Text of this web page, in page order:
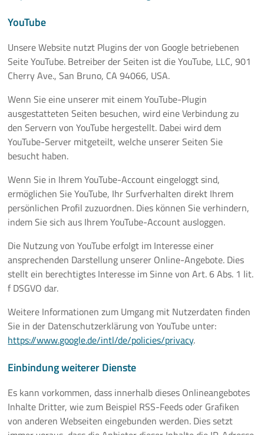
YouTube
Unsere Website nutzt Plugins der von Google betriebenen
Seite YouTube. Betreiber der Seiten ist die YouTube, LLC, 901
Cherry Ave., San Bruno, CA 94066, USA.
Wenn Sie eine unserer mit einem YouTube-Plugin
ausgestatteten Seiten besuchen, wird eine Verbindung zu
den Servern von YouTube hergestellt. Dabei wird dem
YouTube-Server mitgeteilt, welche unserer Seiten Sie
besucht haben.
Wenn Sie in Ihrem YouTube-Account eingeloggt sind,
ermöglichen Sie YouTube, Ihr Surfverhalten direkt Ihrem
persönlichen Profil zuzuordnen. Dies können Sie verhindern,
indem Sie sich aus Ihrem YouTube-Account ausloggen.
Die Nutzung von YouTube erfolgt im Interesse einer
ansprechenden Darstellung unserer Online-Angebote. Dies
stellt ein berechtigtes Interesse im Sinne von Art. 6 Abs. 1 lit.
f DSGVO dar.
Weitere Informationen zum Umgang mit Nutzerdaten finden
Sie in der Datenschutzerklärung von YouTube unter:
https://www.google.de/intl/de/policies/privacy.
Einbindung weiterer Dienste
Es kann vorkommen, dass innerhalb dieses Onlineangebotes
Inhalte Dritter, wie zum Beispiel RSS-Feeds oder Grafiken
von anderen Webseiten eingebunden werden. Dies setzt